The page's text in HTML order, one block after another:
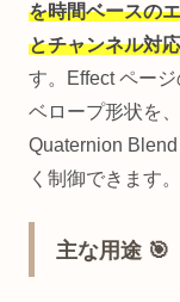
を時間ベースの
とチャンネル対
す。Effect ペー
ベロープ形状を
Quaternion
く制御できます。
主な用途 🎯